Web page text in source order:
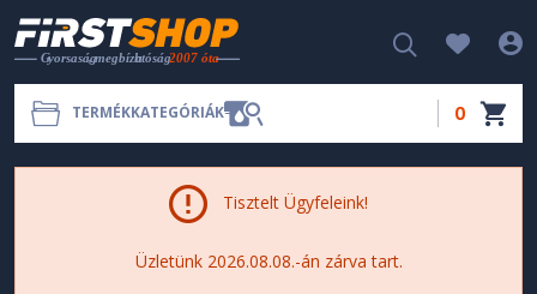
TERMÉKKATEGÓRIÁK 0
Tisztelt Ügyfeleink!
Üzletünk 2026.08.08.-án zárva tart.